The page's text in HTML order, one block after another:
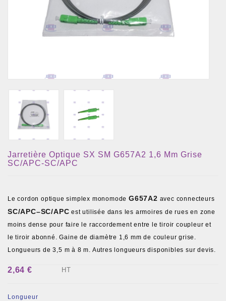
Jarretière Optique SX SM G657A2 1,6 Mm Grise
SC/APC-SC/APC
Le cordon optique simplex monomode G657A2 avec connecteurs
SC/APC–SC/APC est utilisée dans les armoires de rues en zone
moins dense pour faire le raccordement entre le tiroir coupleur et
le tiroir abonné. Gaine de diamètre 1,6 mm de couleur grise.
Longueurs de 3,5 m à 8 m. Autres longueurs disponibles sur devis.
2,64 € HT
Longueur